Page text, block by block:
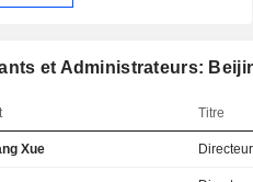
et Administrateurs:
Titre
Xue